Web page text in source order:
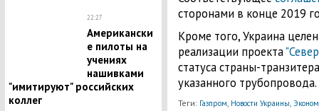
22:27
Американски
е пилоты на
учениях
нашивками
"имитируют" российских
коллег
сторонами в конце 2019
Кроме того, Украина
реализации проекта
статуса страны-
указанного трубопровода.
Теги: Газпром, Новости Украины,